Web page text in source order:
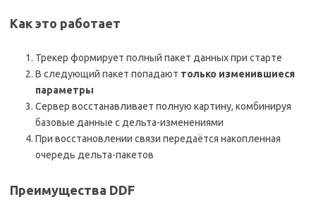
Как это работает
Трекер формирует полный пакет данных при старте
В следующий пакет попадают только изменившиеся
параметры
Сервер восстанавливает полную картину, комбинируя
базовые данные с дельта-изменениями
При восстановлении связи передаётся накопленная
очередь дельта-пакетов
Преимущества DDF